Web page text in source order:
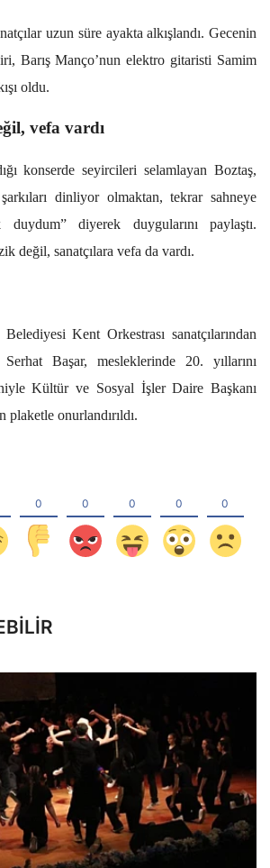
uzun süre ayakta alkışlandı. Gecenin
Barış Manço’nun elektro gitaristi Samim
oldu.
vefa vardı
konserde seyircileri selamlayan Boztaş,
dinliyor olmaktan, tekrar sahneye
duydum” diyerek duygularını paylaştı.
değil, sanatçılara vefa da vardı.
Kent Orkestrası sanatçılarından
Başar, mesleklerinde 20. yıllarını
Kültür ve Sosyal İşler Daire Başkanı
plaketle onurlandırıldı.